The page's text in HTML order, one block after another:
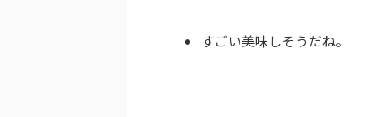
すごい美味しそうだね。